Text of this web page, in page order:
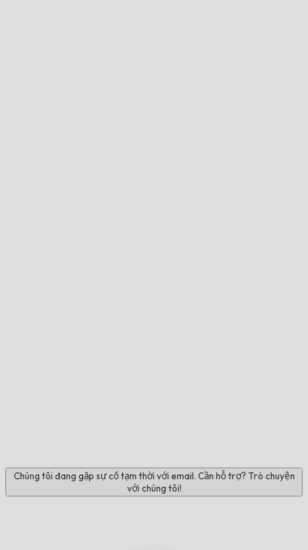
Chúng tôi đang gặp sự cố tạm thời với email. Cần hỗ trợ? Trò chuyện
với chúng tôi!